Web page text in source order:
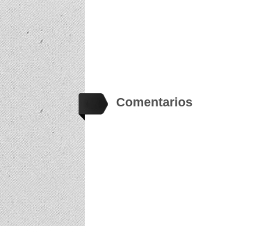
Comentarios